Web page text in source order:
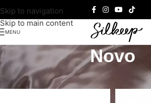
Skip to navigation
Skip to main content
MENU
Novo
Почетна/Novo